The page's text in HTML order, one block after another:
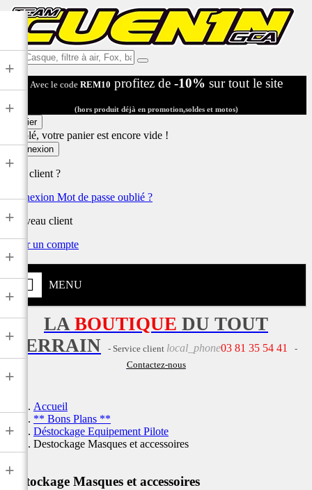
Ex:
Casque,
filtre
air,
Fox,
...
Avec le code REM10 profitez de -10% sur tout le site
(hors produit déjà en promotion,soldes et motos)
Panier
Désolé, votre panier est encore vide !
Connexion
Déjà client ?
Connexion Mot de passe oublié ?
Nouveau client
Créer un compte
MENU
+
+
+
+
+
+
+
+
+
+
LA BOUTIQUE DU TOUT
TERRAIN
- Service client local_phone03 81 35 54 41
-
Contactez-nous
Accueil
** Bons Plans **
Déstockage Equipement Pilote
Destockage Masques et accessoires
Destockage Masques et accessoires